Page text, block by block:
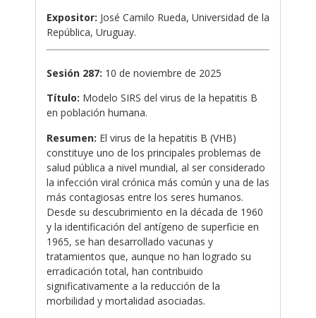
Expositor: José Camilo Rueda, Universidad de la
República, Uruguay.
Sesión 287: 10 de noviembre de 2025
Título: Modelo SIRS del virus de la hepatitis B
en población humana.
Resumen: El virus de la hepatitis B (VHB)
constituye uno de los principales problemas de
salud pública a nivel mundial, al ser considerado
la infección viral crónica más común y una de las
más contagiosas entre los seres humanos.
Desde su descubrimiento en la década de 1960
y la identificación del antígeno de superficie en
1965, se han desarrollado vacunas y
tratamientos que, aunque no han logrado su
erradicación total, han contribuido
significativamente a la reducción de la
morbilidad y mortalidad asociadas.